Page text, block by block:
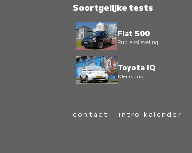
Soortgelijke tests
Fiat 500
Publiekslieveling
Toyota iQ
Kleinkunst
contact -intro kalender -